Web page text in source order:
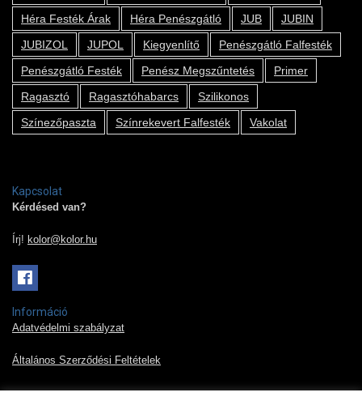
Héra Festék Árak
Héra Penészgátló JUB
JUBIN
JUBIZOL
JUPOL Kiegyenlítő
Penészgátló Falfesték
Penészgátló Festék
Penész Megszűntetés
Primer
Ragasztó
Ragasztóhabarcs
Szilikonos
Színezőpaszta
Színrekevert Falfesték Vakolat
Kapcsolat
Kérdésed van?
Írj! kolor@kolor.hu
Információ
Adatvédelmi szabályzat
Általános Szerződési Feltételek